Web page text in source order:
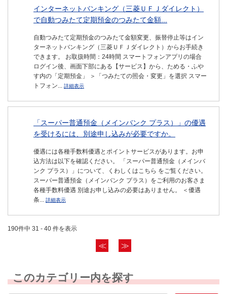
インターネットバンキング（三菱ＵＦＪダイレクト）
で自動つみたて定期預金のつみたて金額...
自動つみたて定期預金のつみたて金額変更、振替停止等はイン
ターネットバンキング（三菱ＵＦＪダイレクト）からお手続き
できます。 お取扱時間：24時間 スマートフォンアプリの場合
ログイン後、画面下部にある【サービス】から、ためる・ふや
す内の「定期預金」 ＞「つみたての照会・変更」を選択 スマー
トフォン... 詳細表示
「スーパー普通預金（メインバンク プラス）」の優遇
を受けるには、別途申し込みが必要ですか。
優遇には各種手数料優遇とポイントサービスがあります。お申
込方法は以下を確認ください。 「スーパー普通預金（メインバ
ンク プラス）」について、くわしくはこちら をご覧ください。
スーパー普通預金（メインバンク プラス）をご利用のお客さま
各種手数料優遇 別途お申し込みの必要はありません。 ＜優遇
条... 詳細表示
190件中 31 - 40 件を表示
≪ ≫
このカテゴリー内を探す